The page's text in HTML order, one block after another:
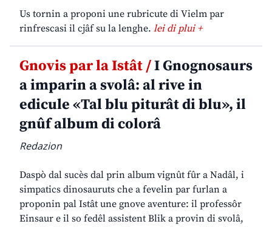
Us tornin a proponi une rubricute di Vielm par
rinfrescasi il cjâf su la lenghe. lei di plui +
Gnovis par la Istât /I Gnognosaurs
a imparin a svolâ: al rive in
edicule «Tal blu piturât di blu», il
gnûf album di colorâ
Redazion
Daspò dal sucès dal prin album vignût fûr a Nadâl, i
simpatics dinosauruts che a fevelin par furlan a
proponin pal Istât une gnove aventure: il professôr
Einsaur e il so fedêl assistent Blik a provin di svolâ,